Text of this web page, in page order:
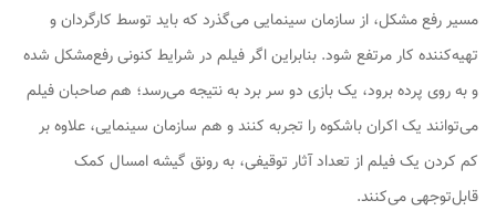
مسیر رفع مشکل، از سازمان سینمایی می‌گذرد که باید توسط کارگردان و
تهیه‌کننده کار مرتفع شود. بنابراین اگر فیلم در شرایط کنونی رفع‌مشکل شده
و به روی پرده برود، یک بازی دو سر برد به نتیجه می‌رسد؛ هم صاحبان فیلم
می‌توانند یک اکران باشکوه را تجربه کنند و هم سازمان سینمایی، علاوه بر
کم کردن یک فیلم از تعداد آثار توقیفی، به رونق گیشه امسال کمک
قابل‌توجهی می‌کنند.